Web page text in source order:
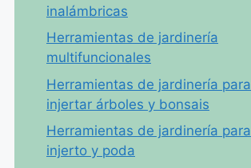
inalámbricas
Herramientas de jardinería
multifuncionales
Herramientas de jardinería para
injertar árboles y bonsais
Herramientas de jardinería para
injerto y poda